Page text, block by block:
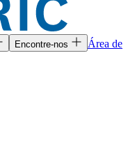
Encontre-nos
Área de